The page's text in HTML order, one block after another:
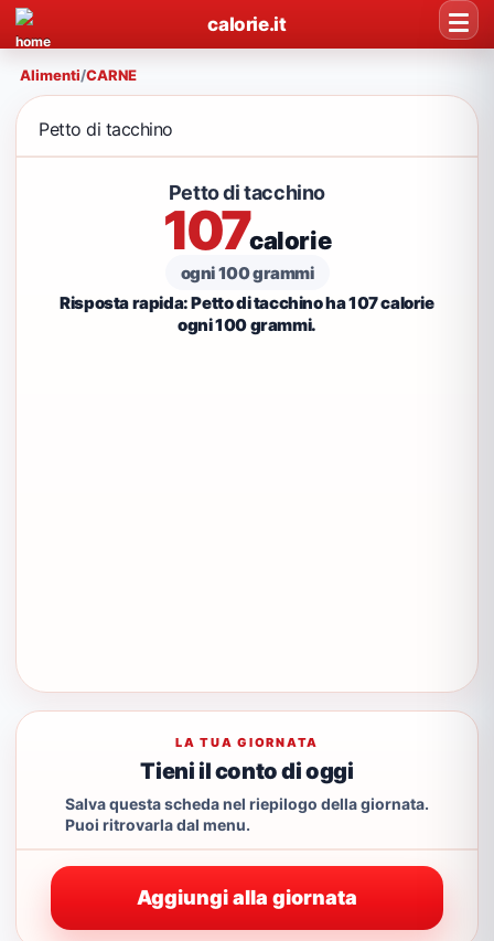
calorie.it
Alimenti/CARNE
Petto di tacchino
Petto di tacchino
107calorie
ogni 100 grammi
Risposta rapida: Petto di tacchino ha 107 calorie
ogni 100 grammi.
LA TUA GIORNATA
Tieni il conto di oggi
Salva questa scheda nel riepilogo della giornata.
Puoi ritrovarla dal menu.
Aggiungi alla giornata